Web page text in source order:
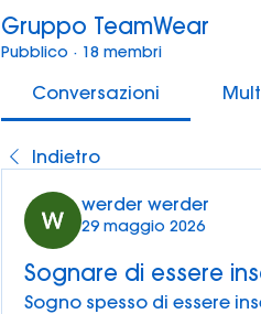
Gruppo TeamWear
Pubblico · 18 membri
Conversazioni
Indietro
werder werder
29 maggio 2026
Sognare di essere
Sogno spesso di essere